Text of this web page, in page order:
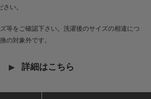
い。
等をご確認下さい。洗濯後のサイズの相違につ
の対象外です。
詳細はこちら